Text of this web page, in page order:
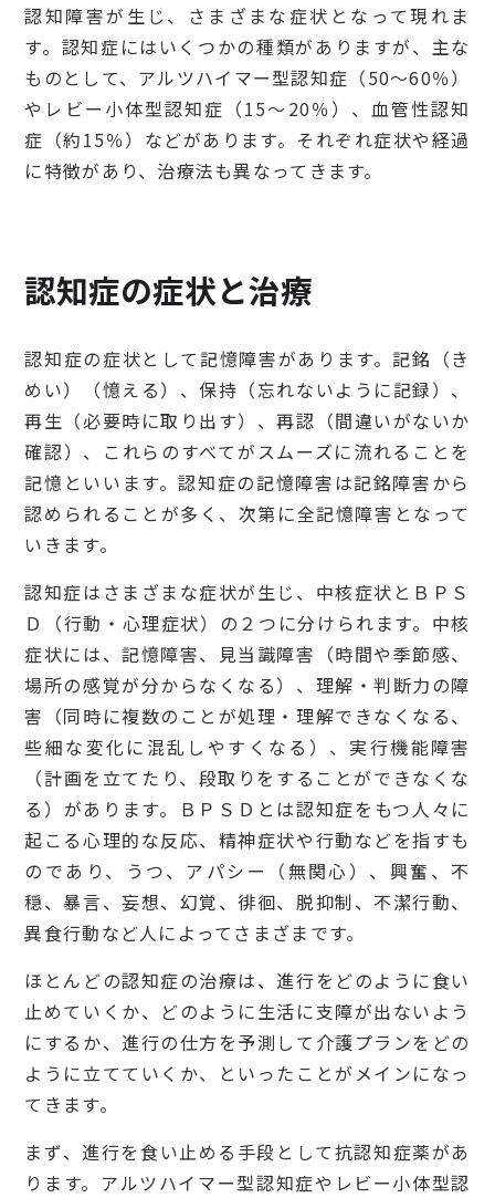
認知障害が生じ、さまざまな症状となって現れま
す。認知症にはいくつかの種類がありますが、主な
ものとして、アルツハイマー型認知症（50～60％）
やレビー小体型認知症（15～20％）、血管性認知
症（約15％）などがあります。それぞれ症状や経過
に特徴があり、治療法も異なってきます。
認知症の症状と治療
認知症の症状として記憶障害があります。記銘（き
めい）（憶える）、保持（忘れないように記録）、
再生（必要時に取り出す）、再認（間違いがないか
確認）、これらのすべてがスムーズに流れることを
記憶といいます。認知症の記憶障害は記銘障害から
認められることが多く、次第に全記憶障害となって
いきます。
認知症はさまざまな症状が生じ、中核症状とＢＰＳ
Ｄ（行動・心理症状）の２つに分けられます。中核
症状には、記憶障害、見当識障害（時間や季節感、
場所の感覚が分からなくなる）、理解・判断力の障
害（同時に複数のことが処理・理解できなくなる、
些細な変化に混乱しやすくなる）、実行機能障害
（計画を立てたり、段取りをすることができなくな
る）があります。ＢＰＳＤとは認知症をもつ人々に
起こる心理的な反応、精神症状や行動などを指すも
のであり、うつ、アパシー（無関心）、興奮、不
穏、暴言、妄想、幻覚、徘徊、脱抑制、不潔行動、
異食行動など人によってさまざまです。
ほとんどの認知症の治療は、進行をどのように食い
止めていくか、どのように生活に支障が出ないよう
にするか、進行の仕方を予測して介護プランをどの
ように立てていくか、といったことがメインになっ
てきます。
まず、進行を食い止める手段として抗認知症薬があ
ります。アルツハイマー型認知症やレビー小体型認